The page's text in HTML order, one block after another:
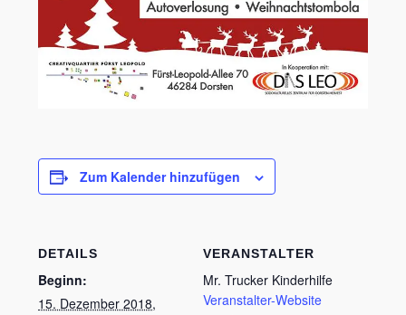
Zum Kalender hinzufügen
DETAILS
Beginn:
15. Dezember 2018,
VERANSTALTER
Mr. Trucker Kinderhilfe
Veranstalter-Website